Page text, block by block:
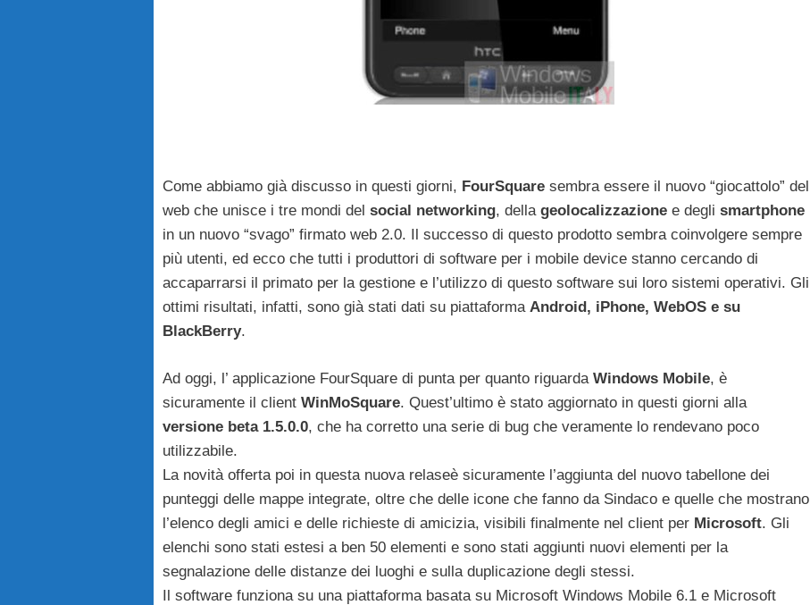
Come abbiamo già discusso in questi giorni, FourSquare sembra essere il nuovo “giocattolo” del
web che unisce i tre mondi del social networking, della geolocalizzazione e degli smartphone
in un nuovo “svago” firmato web 2.0. Il successo di questo prodotto sembra coinvolgere sempre
più utenti, ed ecco che tutti i produttori di software per i mobile device stanno cercando di
accaparrarsi il primato per la gestione e l’utilizzo di questo software sui loro sistemi operativi. Gli
ottimi risultati, infatti, sono già stati dati su piattaforma Android, iPhone, WebOS e su
BlackBerry.
Ad oggi, l’ applicazione FourSquare di punta per quanto riguarda Windows Mobile, è
sicuramente il client WinMoSquare. Quest’ultimo è stato aggiornato in questi giorni alla
versione beta 1.5.0.0, che ha corretto una serie di bug che veramente lo rendevano poco
utilizzabile.
La novità offerta poi in questa nuova relaseè sicuramente l’aggiunta del nuovo tabellone dei
punteggi delle mappe integrate, oltre che delle icone che fanno da Sindaco e quelle che mostrano
l’elenco degli amici e delle richieste di amicizia, visibili finalmente nel client per Microsoft. Gli
elenchi sono stati estesi a ben 50 elementi e sono stati aggiunti nuovi elementi per la
segnalazione delle distanze dei luoghi e sulla duplicazione degli stessi.
Il software funziona su una piattaforma basata su Microsoft Windows Mobile 6.1 e Microsoft